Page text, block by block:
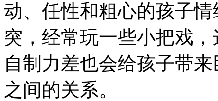
动、任性和粗心的孩子
突，经常玩一些小把戏
自制力差也会给孩子带
之间的关系。